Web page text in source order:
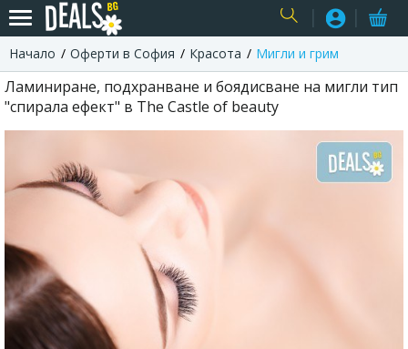
USER
Начало Оферти в София Красота Мигли и грим
Ламиниране, подхранване и боядисване на мигли тип
"спирала ефект" в The Castle of beauty